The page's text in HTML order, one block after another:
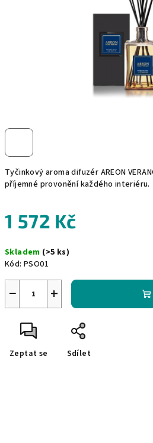
Tyčinkový aroma difuzér AREON
příjemné provonění každého interiéru.
1 572 Kč
cena:
Skladem (>5 ks)
Kód: PSO01
+
−
Zeptat se Sdílet